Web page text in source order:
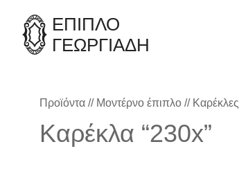
ΈΠΙΠΛΟ
ΓΕΩΡΓΙΑΔΗ
Προϊόντα // Μοντέρνο έπιπλο // Καρέκλες
Καρέκλα “230x”